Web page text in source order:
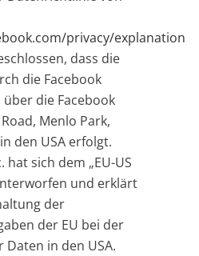
privacy/explanation
dass die
die Facebook
die Facebook
Menlo Park,
den USA erfolgt.
hat sich dem „EU-US
und erklärt
der
der EU bei der
in den USA.